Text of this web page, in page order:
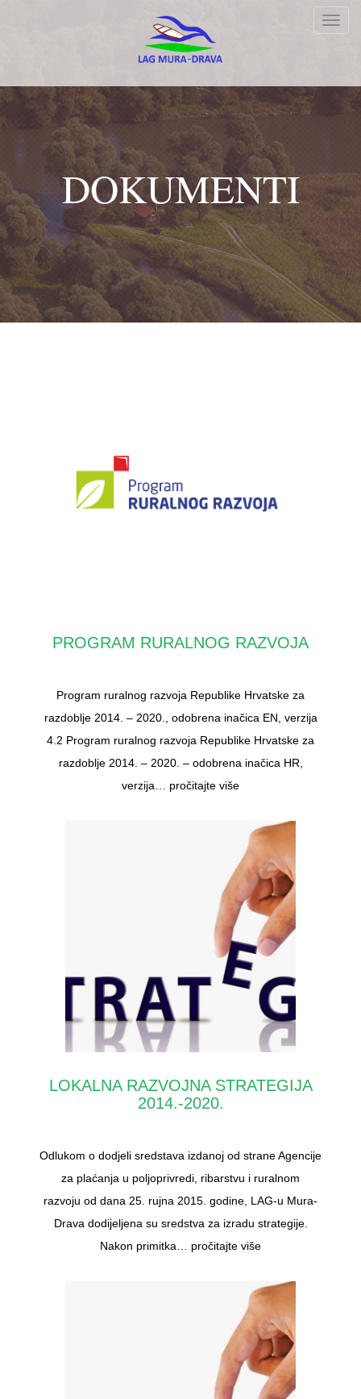
DOKUMENTI
PROGRAM RURALNOG RAZVOJA
Program ruralnog razvoja Republike Hrvatske za
razdoblje 2014. – 2020., odobrena inačica EN, verzija
4.2 Program ruralnog razvoja Republike Hrvatske za
razdoblje 2014. – 2020. – odobrena inačica HR,
verzija… pročitajte više
LOKALNA RAZVOJNA STRATEGIJA
2014.-2020.
Odlukom o dodjeli sredstava izdanoj od strane Agencije
za plaćanja u poljoprivredi, ribarstvu i ruralnom
razvoju od dana 25. rujna 2015. godine, LAG-u Mura-
Drava dodijeljena su sredstva za izradu strategije.
Nakon primitka… pročitajte više